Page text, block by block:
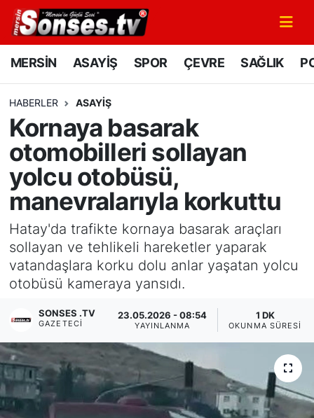
MERSİN ASAYİŞ SPOR ÇEVRE SAĞLIK
HABERLER ASAYİŞ
Kornaya basarak
otomobilleri sollayan
yolcu otobüsü,
manevralarıyla korkuttu
Hatay'da trafikte kornaya basarak araçları
sollayan ve tehlikeli hareketler yaparak
vatandaşlara korku dolu anlar yaşatan yolcu
otobüsü kameraya yansıdı.
SONSES .TV
GAZETECI
23.05.2026 - 08:54
YAYINLANMA
1 DK
OKUNMA SÜRESI
MERSİN
SPOR
GÜNÜN MANŞETİ
DÜNYA
KÜLTÜR - SANAT
MAGAZİN
Siyaset
YEREL HABER
Haberde insan
Mersin Nöbetçi Eczaneler
Mersin Namaz Vakitleri
Mersin Trafik Yoğunluk Haritası
Süper Lig Puan Durumu ve Fikstür
Tüm Manşetler
Son Dakika Haberleri